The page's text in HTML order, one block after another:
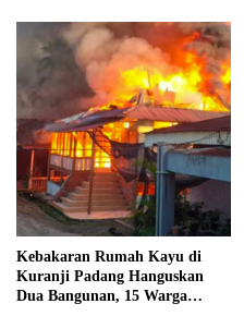
Kebakaran Rumah Kayu di
Kuranji Padang Hanguskan
Dua Bangunan, 15 Warga